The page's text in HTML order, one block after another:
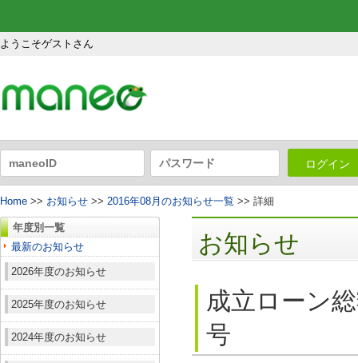
ようこそゲストさん
ログイン
Home >> お知らせ >> 2016年08月のお知らせ一覧 >> 詳細
年度別一覧
最新のお知らせ
2026年度のお知らせ
2025年度のお知らせ
2024年度のお知らせ
お知らせ
成立ローン
号